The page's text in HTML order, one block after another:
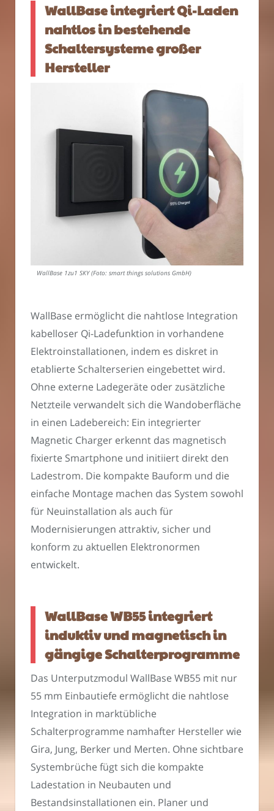
WallBase integriert Qi-Laden
nahtlos in bestehende
Schaltersysteme großer
Hersteller
WallBase 1zu1 SKY (Foto: smart things solutions GmbH)
WallBase ermöglicht die nahtlose Integration
kabelloser Qi-Ladefunktion in vorhandene
Elektroinstallationen, indem es diskret in
etablierte Schalterserien eingebettet wird.
Ohne externe Ladegeräte oder zusätzliche
Netzteile verwandelt sich die Wandoberfläche
in einen Ladebereich: Ein integrierter
Magnetic Charger erkennt das magnetisch
fixierte Smartphone und initiiert direkt den
Ladestrom. Die kompakte Bauform und die
einfache Montage machen das System sowohl
für Neuinstallation als auch für
Modernisierungen attraktiv, sicher und
konform zu aktuellen Elektronormen
entwickelt.
WallBase WB55 integriert
induktiv und magnetisch in
gängige Schalterprogramme
Das Unterputzmodul WallBase WB55 mit nur
55 mm Einbautiefe ermöglicht die nahtlose
Integration in marktübliche
Schalterprogramme namhafter Hersteller wie
Gira, Jung, Berker und Merten. Ohne sichtbare
Systembrüche fügt sich die kompakte
Ladestation in Neubauten und
Bestandsinstallationen ein. Planer und